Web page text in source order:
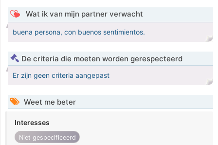
Wat ik van mijn partner verwacht
buena persona, con buenos sentimientos.
De criteria die moeten worden gerespecteerd
Er zijn geen criteria aangepast
Weet me beter
Interesses
Niet gespecificeerd